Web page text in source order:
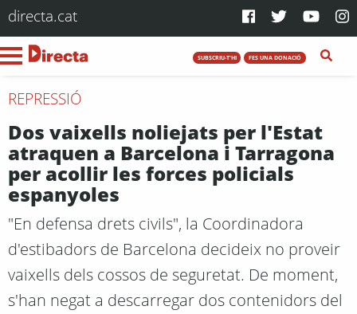
directa.cat
SUBSCRIU-T'HI FES UNA DONACIÓ
REPRESSIÓ
Dos vaixells noliejats per l'Estat
atraquen a Barcelona i Tarragona
per acollir les forces policials
espanyoles
"En defensa drets civils", la Coordinadora
d'estibadors de Barcelona decideix no proveir
vaixells dels cossos de seguretat. De moment,
s'han negat a descarregar dos contenidors del